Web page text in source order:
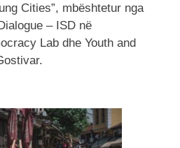
Cities”, mbështetur nga
– ISD në
Lab dhe Youth and